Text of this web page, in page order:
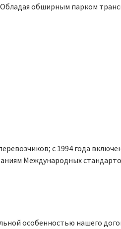
обширным парком
с 1994 года
Международных
особенностью нашего